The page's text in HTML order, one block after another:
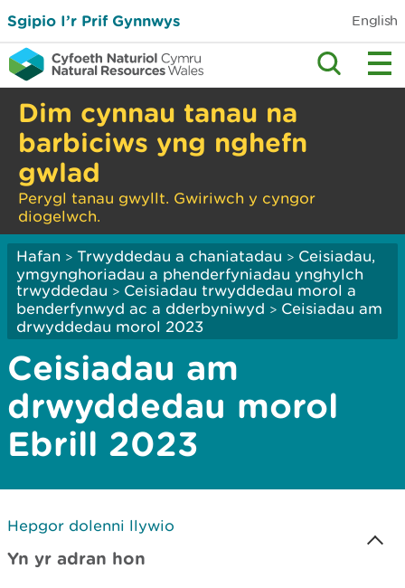
Sgipio I’r Prif Gynnwys English
Dim cynnau tanau na
barbiciws yng nghefn
gwlad
Perygl tanau gwyllt. Gwiriwch y cyngor
diogelwch.
Hafan > Trwyddedau a chaniatadau > Ceisiadau,
ymgynghoriadau a phenderfyniadau ynghylch
trwyddedau > Ceisiadau trwyddedau morol a
benderfynwyd ac a dderbyniwyd > Ceisiadau am
drwyddedau morol 2023
Ceisiadau am
drwyddedau morol
Ebrill 2023
Hepgor dolenni llywio
Yn yr adran hon